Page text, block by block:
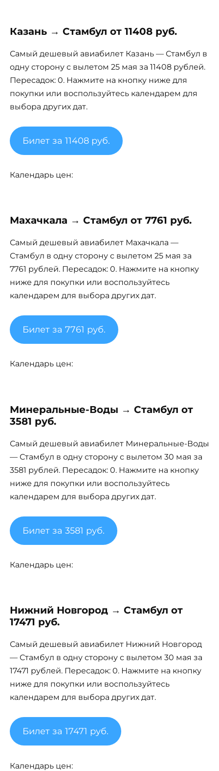
Казань → Стамбул от 11408 руб.
Самый дешевый авиабилет Казань — Стамбул в
одну сторону с вылетом 25 мая за 11408 рублей.
Пересадок: 0. Нажмите на кнопку ниже для
покупки или воспользуйтесь календарем для
выбора других дат.
Билет за 11408 руб.
Календарь цен:
Махачкала → Стамбул от 7761 руб.
Самый дешевый авиабилет Махачкала —
Стамбул в одну сторону с вылетом 25 мая за
7761 рублей. Пересадок: 0. Нажмите на кнопку
ниже для покупки или воспользуйтесь
календарем для выбора других дат.
Билет за 7761 руб.
Календарь цен:
Минеральные-Воды → Стамбул от
3581 руб.
Самый дешевый авиабилет Минеральные-Воды
— Стамбул в одну сторону с вылетом 30 мая за
3581 рублей. Пересадок: 0. Нажмите на кнопку
ниже для покупки или воспользуйтесь
календарем для выбора других дат.
Билет за 3581 руб.
Календарь цен:
Нижний Новгород → Стамбул от
17471 руб.
Самый дешевый авиабилет Нижний Новгород
— Стамбул в одну сторону с вылетом 30 мая за
17471 рублей. Пересадок: 0. Нажмите на кнопку
ниже для покупки или воспользуйтесь
календарем для выбора других дат.
Билет за 17471 руб.
Календарь цен: